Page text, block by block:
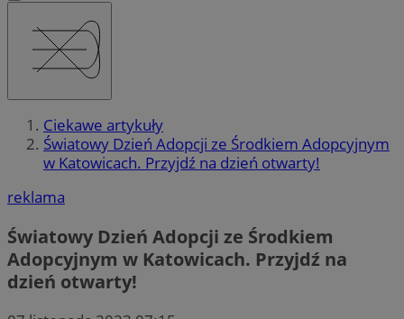
Ciekawe artykuły
Światowy Dzień Adopcji ze Środkiem Adopcyjnym
w Katowicach. Przyjdź na dzień otwarty!
reklama
Światowy Dzień Adopcji ze Środkiem
Adopcyjnym w Katowicach. Przyjdź na
dzień otwarty!